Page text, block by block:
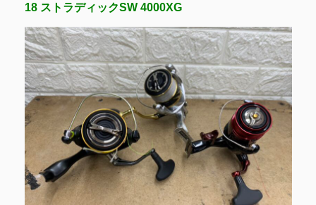
18 ストラディックSW 4000XG